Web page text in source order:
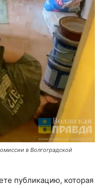
в Волгоградской
публикацию, которая